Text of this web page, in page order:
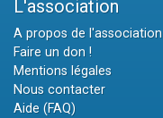
L'association
A propos de l'association
Faire un don !
Mentions légales
Nous contacter
Aide (FAQ)